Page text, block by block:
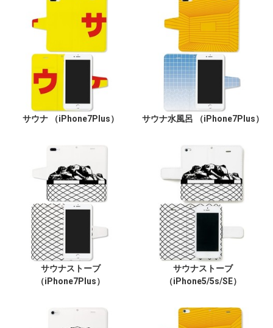
サウナ （iPhone7Plus） サウナ水風呂 （iPhone7Plus）
サウナストーブ
（iPhone7Plus）
サウナストーブ
（iPhone5/5s/SE）